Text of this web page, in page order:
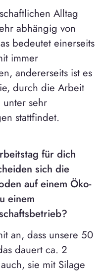
Alltag
abhängig von
bedeutet einerseits
immer
andererseits ist es
durch die Arbeit
unter sehr
stattfindet.
für dich
sich die
auf einem Öko-
einem
an, dass unsere 50
dauert ca. 2
sie mit Silage